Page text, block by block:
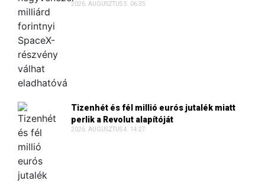
2026. AUGUSZTUS 5. 06:35
Tizenhét és fél millió eurós jutalék miatt
perlik a Revolut alapítóját
2026. AUGUSZTUS 4. 14:27